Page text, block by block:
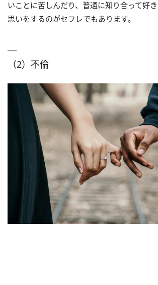
いことに苦しんだり、普通に知り合って好
思いをするのがセフレでもあります。
（2）不倫